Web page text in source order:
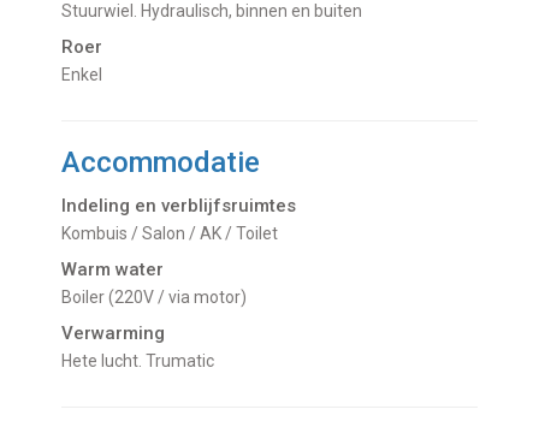
Stuurwiel. Hydraulisch, binnen en buiten
Roer
Enkel
Accommodatie
Indeling en verblijfsruimtes
Kombuis / Salon / AK / Toilet
Warm water
Boiler (220V / via motor)
Verwarming
hete lucht. Trumatic